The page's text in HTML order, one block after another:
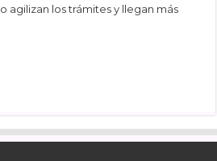
agilizan los trámites y llegan más